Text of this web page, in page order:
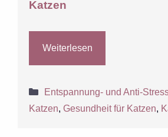
Katzen
Weiterlesen
Kategorien
Entspannung- und Anti-
Katzen,Gesundheit für Katzen,